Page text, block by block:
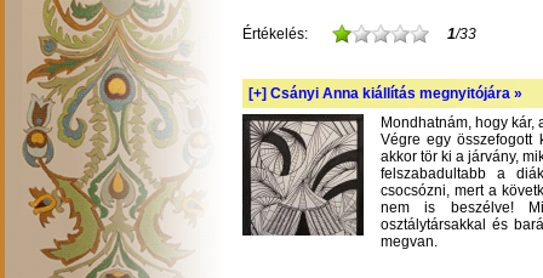
Értékelés: 1/33
[+] Csányi Anna kiállítás megnyitójára »
Mondhatnám, hogy kár,
Végre egy összefogott
akkor tör ki a járvány,
felszabadultabb a
csocsózni, mert a
nem is beszélve!
osztálytársakkal és
megvan.